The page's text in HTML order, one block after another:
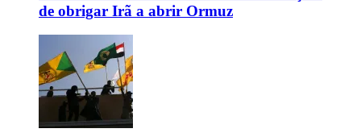
de obrigar Irã a abrir Ormuz